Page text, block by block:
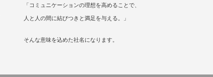
「コミュニケーションの理想を高めることで、
人と人の間に結びつきと満足を与える。」
そんな意味を込めた社名になります。